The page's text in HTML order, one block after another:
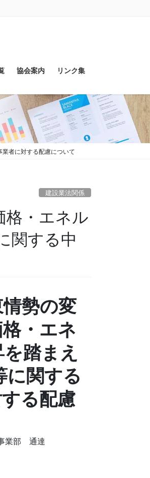
協会案内 リンク集
者に対する配慮について
建設業法関係
格・エネル
関する中
情勢の変
・エネ
踏まえ
に関する
る配慮
業部 通達